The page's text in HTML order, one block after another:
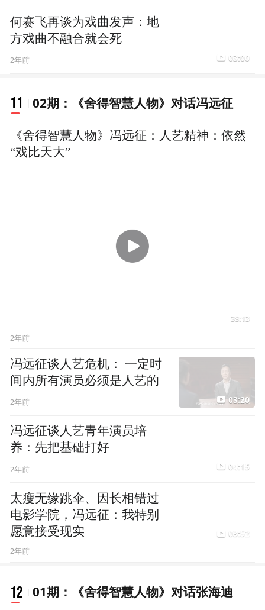
2年前
11 02期：《舍得智慧人物》对话冯远征
《舍得智慧人物》冯远征：人艺精神：依然
“戏比天大”
间内所有演员必须是人艺的
2年前 03:20
养：先把基础打好
2年前
电影学院，冯远征：我特别
愿意接受现实
2年前
12
《舍得智慧人物》张海迪：大成若缺，随处
圆满